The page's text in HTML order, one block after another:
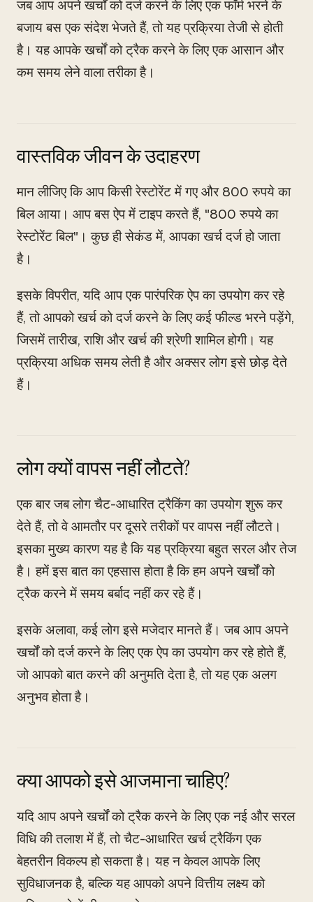
जब आप अपने खर्चों को दर्ज करने के लिए एक फॉर्म भरने के
बजाय बस एक संदेश भेजते हैं, तो यह प्रक्रिया तेजी से होती
है। यह आपके खर्चों को ट्रैक करने के लिए एक आसान और
कम समय लेने वाला तरीका है।
वास्तविक जीवन के उदाहरण
मान लीजिए कि आप किसी रेस्टोरेंट में गए और 800 रुपये का
बिल आया। आप बस ऐप में टाइप करते हैं, "800 रुपये का
रेस्टोरेंट बिल"। कुछ ही सेकंड में, आपका खर्च दर्ज हो जाता
है।
इसके विपरीत, यदि आप एक पारंपरिक ऐप का उपयोग कर रहे
हैं, तो आपको खर्च को दर्ज करने के लिए कई फील्ड भरने पड़ेंगे,
जिसमें तारीख, राशि और खर्च की श्रेणी शामिल होगी। यह
प्रक्रिया अधिक समय लेती है और अक्सर लोग इसे छोड़ देते
हैं।
लोग क्यों वापस नहीं लौटते?
एक बार जब लोग चैट-आधारित ट्रैकिंग का उपयोग शुरू कर
देते हैं, तो वे आमतौर पर दूसरे तरीकों पर वापस नहीं लौटते।
इसका मुख्य कारण यह है कि यह प्रक्रिया बहुत सरल और तेज
है। हमें इस बात का एहसास होता है कि हम अपने खर्चों को
ट्रैक करने में समय बर्बाद नहीं कर रहे हैं।
इसके अलावा, कई लोग इसे मजेदार मानते हैं। जब आप अपने
खर्चों को दर्ज करने के लिए एक ऐप का उपयोग कर रहे होते हैं,
जो आपको बात करने की अनुमति देता है, तो यह एक अलग
अनुभव होता है।
क्या आपको इसे आजमाना चाहिए?
यदि आप अपने खर्चों को ट्रैक करने के लिए एक नई और सरल
विधि की तलाश में हैं, तो चैट-आधारित खर्च ट्रैकिंग एक
बेहतरीन विकल्प हो सकता है। यह न केवल आपके लिए
सुविधाजनक है, बल्कि यह आपको अपने वित्तीय लक्ष्य को